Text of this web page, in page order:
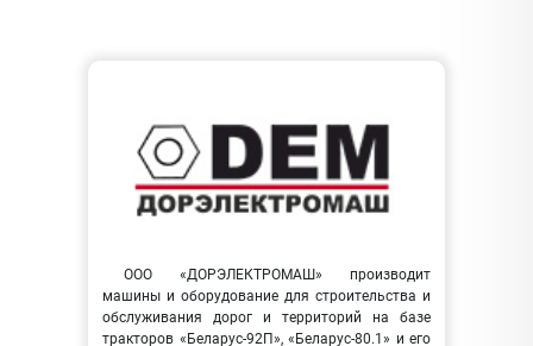
ООО «ДОРЭЛЕКТРОМАШ» производит
машины и оборудование для строительства и
обслуживания дорог и территорий на базе
тракторов «Беларус-92П», «Беларус-80.1» и его